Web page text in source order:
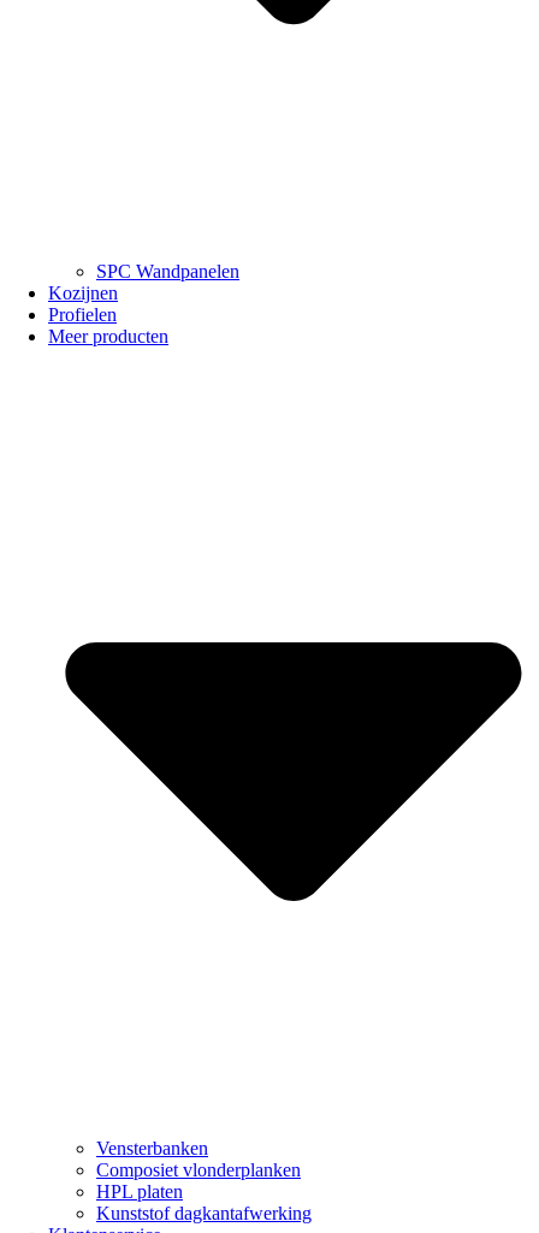
SPC Wandpanelen
Kozijnen
Profielen
Meer producten
Vensterbanken
Composiet vlonderplanken
HPL platen
Kunststof dagkantafwerking